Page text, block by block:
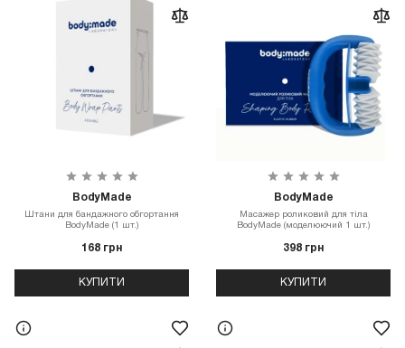
BodyMade
Штани для бандажного обгортання
BodyMade (1 шт.)
168 грн
КУПИТИ
BodyMade
Масажер роликовий для тіла
BodyMade (моделюючий 1 шт.)
398 грн
КУПИТИ